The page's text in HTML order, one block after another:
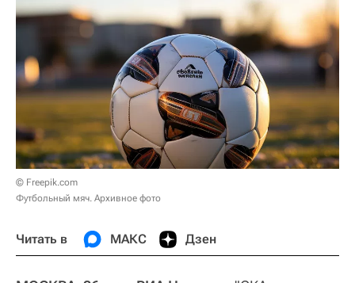
© Freepik.com
Футбольный мяч. Архивное фото
Читать в МАКС Дзен